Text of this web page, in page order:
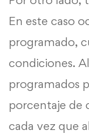
En este caso
programado,
condiciones.
programados
porcentaje de
cada vez que